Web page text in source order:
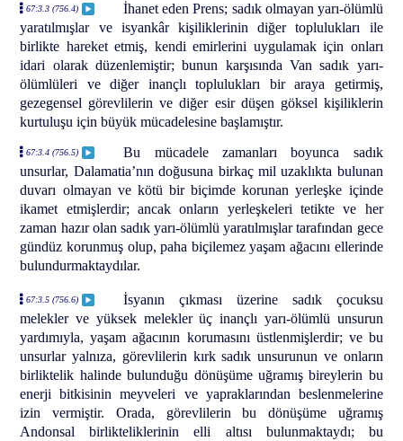
67:3.3 (756.4)
İhanet eden Prens; sadık olmayan yarı-ölümlü
yaratılmışlar ve isyankâr kişiliklerinin diğer toplulukları ile
birlikte hareket etmiş, kendi emirlerini uygulamak için onları
idari olarak düzenlemiştir; bunun karşısında Van sadık yarı-
ölümlüleri ve diğer inançlı toplulukları bir araya getirmiş,
gezegensel görevlilerin ve diğer esir düşen göksel kişiliklerin
kurtuluşu için büyük mücadelesine başlamıştır.
67:3.4 (756.5)
Bu mücadele zamanları boyunca sadık
unsurlar, Dalamatia’nın doğusuna birkaç mil uzaklıkta bulunan
duvarı olmayan ve kötü bir biçimde korunan yerleşke içinde
ikamet etmişlerdir; ancak onların yerleşkeleri tetikte ve her
zaman hazır olan sadık yarı-ölümlü yaratılmışlar tarafından gece
gündüz korunmuş olup, paha biçilemez yaşam ağacını ellerinde
bulundurmaktaydılar.
67:3.5 (756.6)
İsyanın çıkması üzerine sadık çocuksu
melekler ve yüksek melekler üç inançlı yarı-ölümlü unsurun
yardımıyla, yaşam ağacının korumasını üstlenmişlerdir; ve bu
unsurlar yalnıza, görevlilerin kırk sadık unsurunun ve onların
birliktelik halinde bulunduğu dönüşüme uğramış bireylerin bu
enerji bitkisinin meyveleri ve yapraklarından beslenmelerine
izin vermiştir. Orada, görevlilerin bu dönüşüme uğramış
Andonsal birlikteliklerinin elli altısı bulunmaktaydı; bu